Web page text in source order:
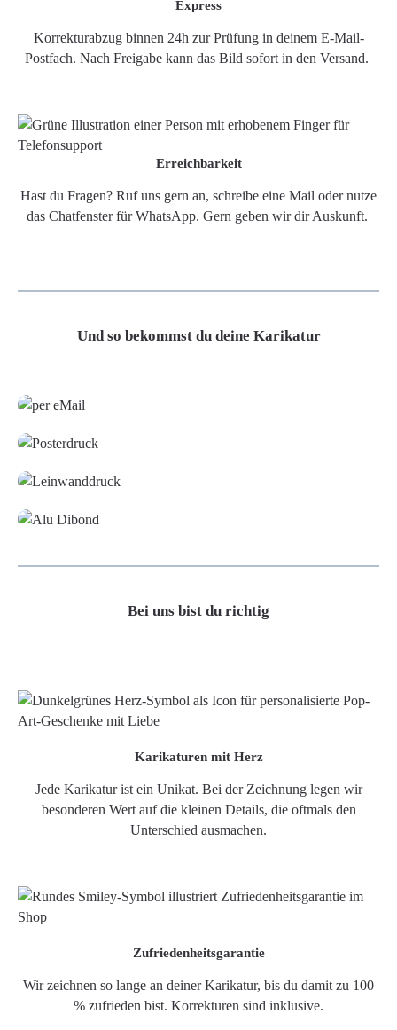
Express
Korrekturabzug binnen 24h zur Prüfung in deinem E-Mail-
Postfach. Nach Freigabe kann das Bild sofort in den Versand.
Erreichbarkeit
Hast du Fragen? Ruf uns gern an, schreibe eine Mail oder nutze
das Chatfenster für WhatsApp. Gern geben wir dir Auskunft.
Und so bekommst du deine Karikatur
Bei uns bist du richtig
Karikaturen mit Herz
Jede Karikatur ist ein Unikat. Bei der Zeichnung legen wir
besonderen Wert auf die kleinen Details, die oftmals den
Unterschied ausmachen.
Zufriedenheitsgarantie
Wir zeichnen so lange an deiner Karikatur, bis du damit zu 100
% zufrieden bist. Korrekturen sind inklusive.